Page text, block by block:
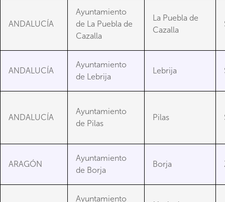
ANDALUCÍA
Ayuntamiento
de La Puebla de
Cazalla
La Puebla de
Cazalla
ANDALUCÍA
Ayuntamiento
de Lebrija
Lebrija
ANDALUCÍA
Ayuntamiento
de Pilas
Pilas
ARAGÓN
Ayuntamiento
de Borja
Borja
Ayuntamiento